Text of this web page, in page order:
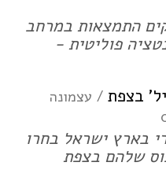
התמצאות במרחב
פוליטית -
בצפת / עצמונה
בארץ ישראל בחרו
שלהם בצפת